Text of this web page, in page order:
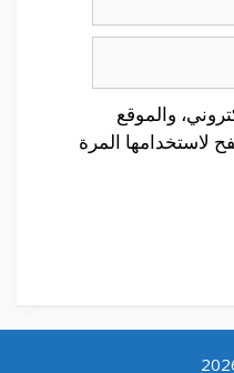
والموقع
لاستخدامها المرة